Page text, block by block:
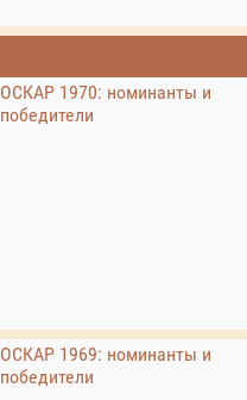
ОСКАР 1970: номинанты и
победители
ОСКАР 1969: номинанты и
победители